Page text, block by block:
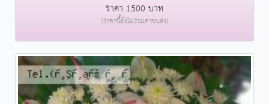
ราคา 1500 บาท
(ราคานี้ยังไม่รวมค่าขนส่ง)